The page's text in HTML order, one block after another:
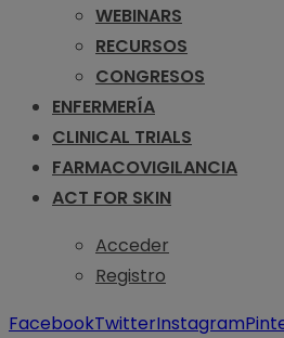
WEBINARS
RECURSOS
CONGRESOS
ENFERMERÍA
CLINICAL TRIALS
FARMACOVIGILANCIA
ACT FOR SKIN
Acceder
Registro
FacebookTwitterInstagram